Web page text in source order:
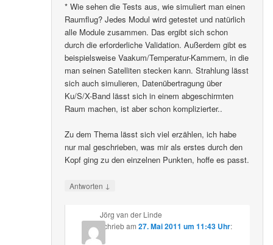
* Wie sehen die Tests aus, wie simuliert man einen
Raumflug? Jedes Modul wird getestet und natürlich
alle Module zusammen. Das ergibt sich schon
durch die erforderliche Validation. Außerdem gibt es
beispielsweise Vaakum/Temperatur-Kammern, in die
man seinen Satelliten stecken kann. Strahlung lässt
sich auch simulieren, Datenübertragung über
Ku/S/X-Band lässt sich in einem abgeschirmten
Raum machen, ist aber schon komplizierter..
Zu dem Thema lässt sich viel erzählen, ich habe
nur mal geschrieben, was mir als erstes durch den
Kopf ging zu den einzelnen Punkten, hoffe es passt.
Antworten ↓
Jörg van der Linde
schriebam 27. Mai 2011 um 11:43 Uhr: